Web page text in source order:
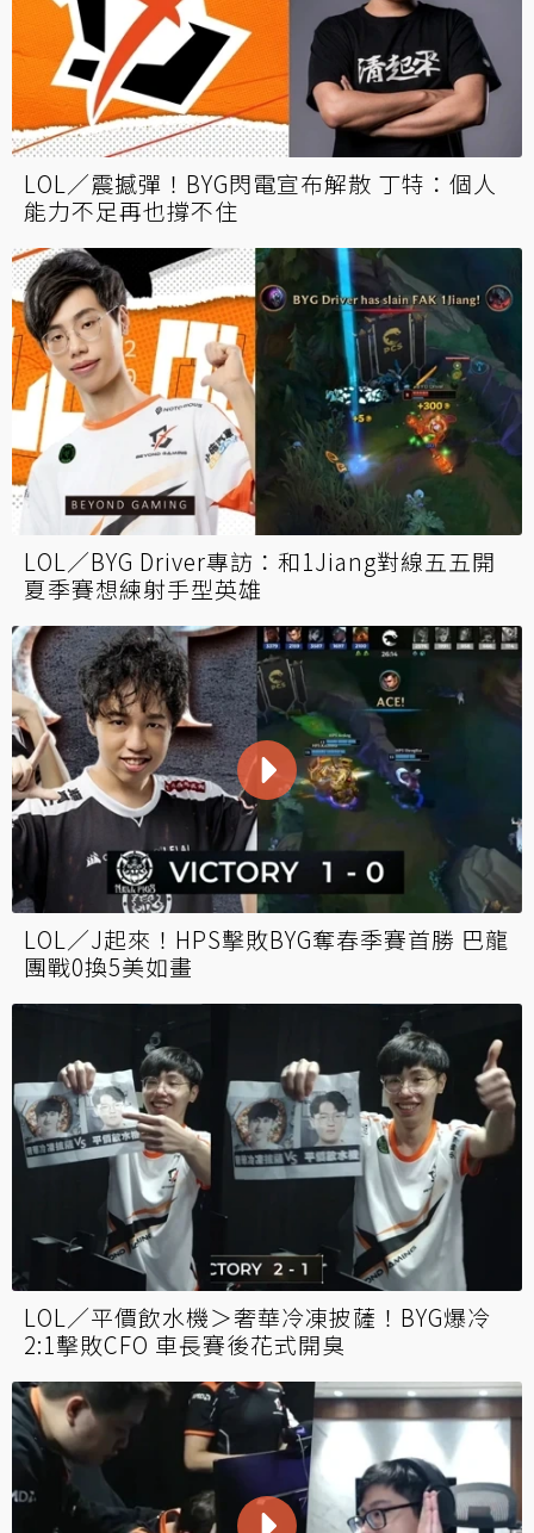
LOL／震撼彈！BYG閃電宣布解散 丁特：個人
能力不足再也撐不住
LOL／BYG Driver專訪：和1Jiang對線五五開
夏季賽想練射手型英雄
LOL／J起來！HPS擊敗BYG奪春季賽首勝 巴龍
團戰0換5美如畫
LOL／平價飲水機＞奢華冷凍披薩！BYG爆冷
2:1擊敗CFO 車長賽後花式開臭